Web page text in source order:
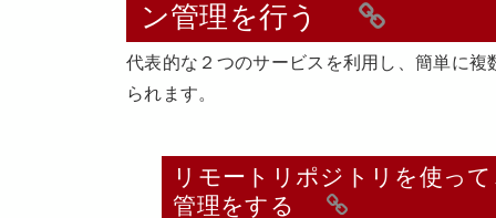
ン管理を行う
代表的な２つのサービスを利用し、簡単に
られます。
リモートリポジトリを使っ
管理をする